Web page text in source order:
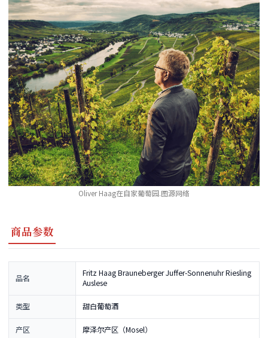
Oliver Haag在自家葡萄园.图源网络
商品参数
品名
Fritz Haag Brauneberger Juffer-Sonnenuhr Riesling
Auslese
类型 甜白葡萄酒
产区 摩泽尔产区（Mosel）